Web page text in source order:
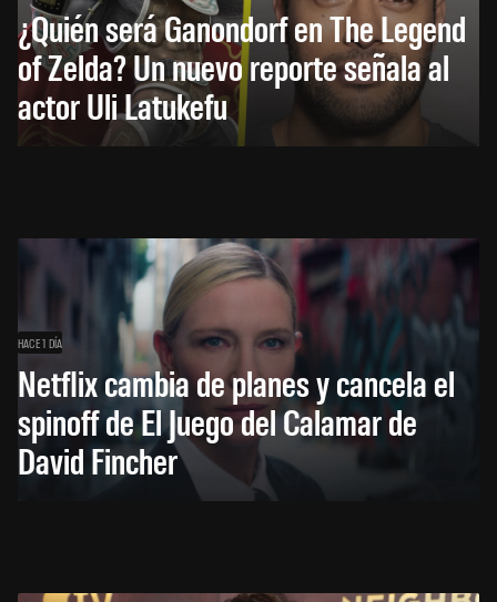
¿Quién será Ganondorf en The Legend
of Zelda? Un nuevo reporte señala al
actor Uli Latukefu
HACE 1 DÍA
Netflix cambia de planes y cancela el
spinoff de El Juego del Calamar de
David Fincher